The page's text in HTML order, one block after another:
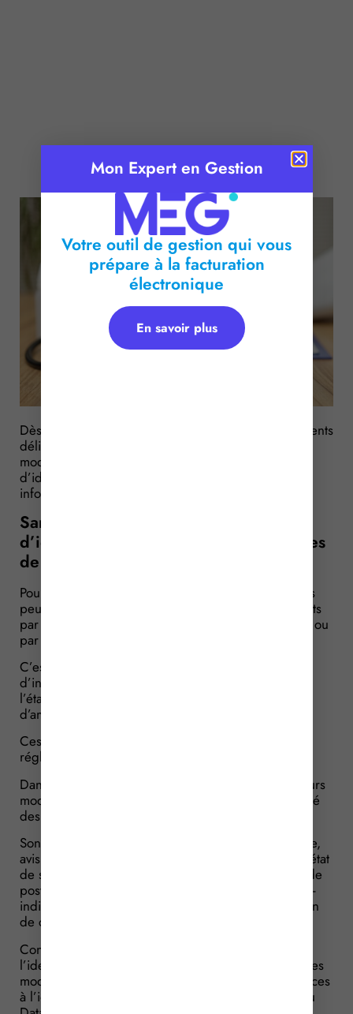
Publié le : 20 mai 2026
Temps de lecture :
Dès le 1er juin 2026, plusieurs modèles de documents
délivrés par les services de santé au travail sont
modifiés afin d’en retirer certaines données
d’identification personnelle. Quelles sont les
informations concernées ? Sur quels documents ?
Santé au travail : certaines données
d’identification supprimées des modèles
de documents
Pour mémoire, le suivi de l’état de santé des salariés
peut donner lieu à la remise de différents documents
par les services de prévention et de santé au travail ou
par la médecine du travail.
C’est notamment le cas des avis d’aptitude ou
d’inaptitude, des attestations de suivi individuel de
l’état de santé, ou encore des propositions
d’aménagement de poste.
Ces documents doivent respecter des modèles
réglementaires, fixés par arrêté.
Dans ce cadre, à compter du 1er juin 2026, plusieurs
modèles remis à l’occasion du suivi de l’état de santé
des travailleurs seront modifiés.
Sont concernés les modèles suivants : avis d’aptitude,
avis d’inaptitude, attestation de suivi individuel de l’état
de santé, proposition de mesures d’aménagement de
poste, ainsi que les attestations d’absence de contre-
indications médicales à la conduite ou à la réalisation
de certaines opérations.
Concrètement, plusieurs mentions liées à
l’identification du salarié seront supprimées, selon les
modèles concernés. Il s’agit notamment des références
à l’identité nationale de santé (INS), au NIR/NIA, au
Mon Expert en Gestion
Votre outil de gestion qui vous
prépare à la facturation
électronique
En savoir plus